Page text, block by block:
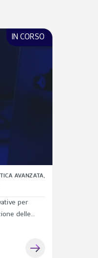
AVANZATA,
per
delle
IN CORSO